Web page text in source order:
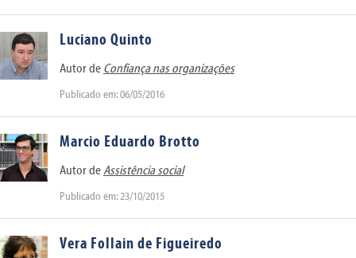
Luciano Quinto
Autor de Confiança nas organizações
Publicado em: 06/05/2016
Marcio Eduardo Brotto
Autor deAssistência social
Publicado em: 23/10/2015
Vera Follain de Figueiredo